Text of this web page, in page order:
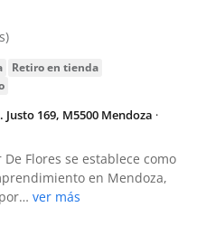
retiro en tienda
Justo 169, M5500 Mendoza ·
Flores se establece como
en Mendoza,
ver más